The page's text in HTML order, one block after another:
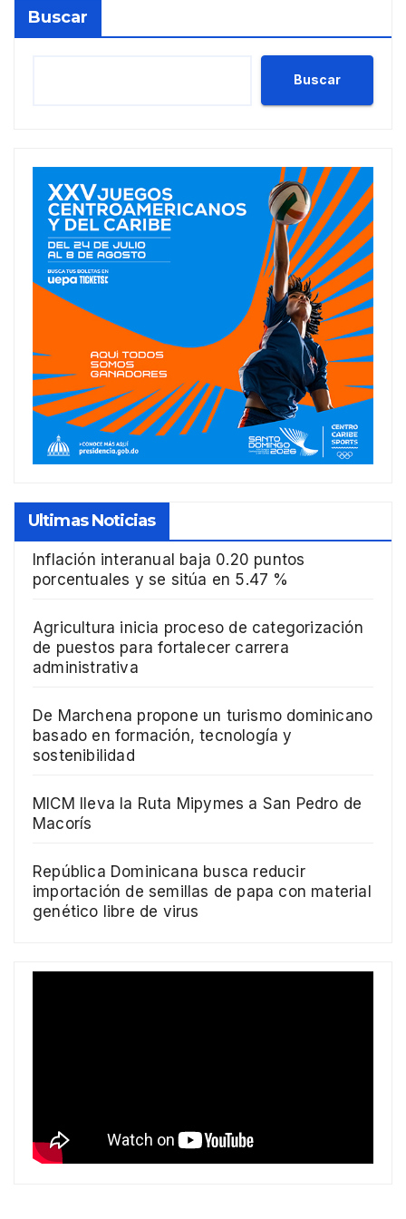
Buscar
Buscar
Ultimas Noticias
Inflación interanual baja 0.20 puntos
porcentuales y se sitúa en 5.47 %
Agricultura inicia proceso de categorización
de puestos para fortalecer carrera
administrativa
De Marchena propone un turismo dominicano
basado en formación, tecnología y
sostenibilidad
MICM lleva la Ruta Mipymes a San Pedro de
Macorís
República Dominicana busca reducir
importación de semillas de papa con material
genético libre de virus